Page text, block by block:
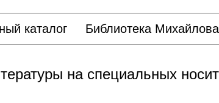
каталог Библиотека Михайлова
на специальных